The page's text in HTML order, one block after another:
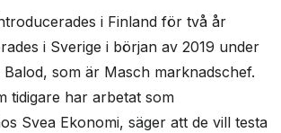
i Finland för två år
i Sverige i början av 2019 under
som är Masch marknadschef.
tidigare har arbetat som
Svea Ekonomi, säger att de vill testa